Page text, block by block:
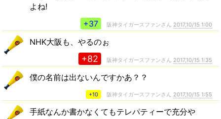
よね!
+37
阪神タイガースファンさん 2017,10/15 1:00
NHK大阪も、やるのぉ
+82 阪神タイガースファンさん 2017,10/15 1:35
僕の名前は出ないんですかあ？？
+10 阪神タイガースファンさん 2017,10/15 1:55
手紙なんか書かなくてもテレパティーで充分や